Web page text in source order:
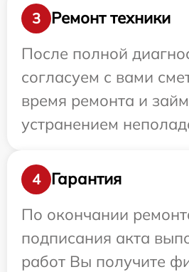
3
Ремонт техники
После полной
согласуем с вами
время ремонта и
устранением
4
Гарантия
По окончании
подписания акта
работ Вы получите